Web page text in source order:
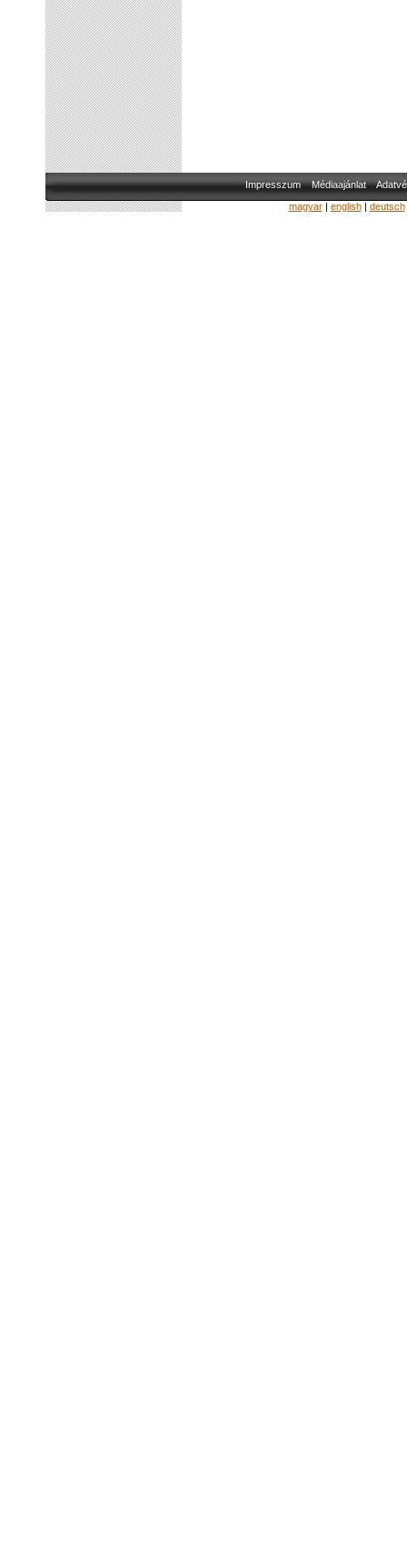
Impresszum Médiaajánlat
magyar| english| deutsch